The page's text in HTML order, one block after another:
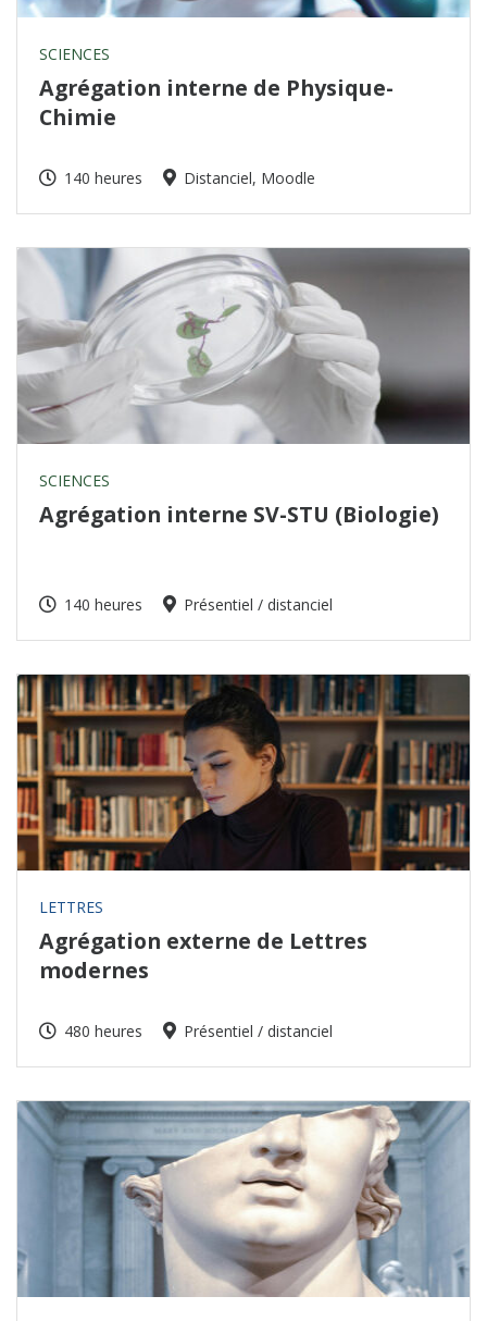
SCIENCES
Agrégation interne de Physique-
Chimie
140 heures Distanciel, Moodle
SCIENCES
Agrégation interne SV-STU (Biologie)
140 heures Présentiel / distanciel
LETTRES
Agrégation externe de Lettres
modernes
480 heures Présentiel / distanciel